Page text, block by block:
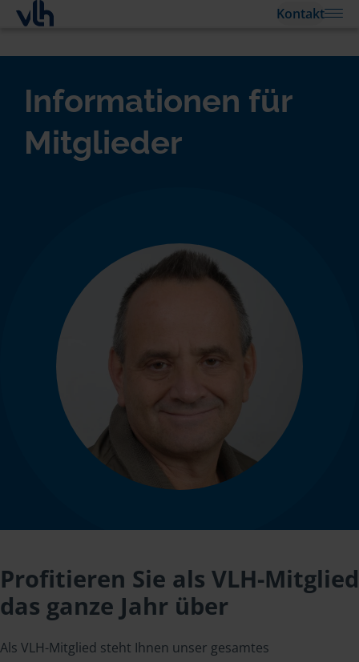
Kontakt
Informationen für
Mitglieder
Profitieren Sie als VLH-Mitglied
das ganze Jahr über
Als VLH-Mitglied steht Ihnen unser gesamtes